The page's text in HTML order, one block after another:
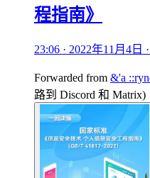
程指南》
23:06 · 2022年11月4日
Forwarded from &'a
路到 Discord 和 Matrix)